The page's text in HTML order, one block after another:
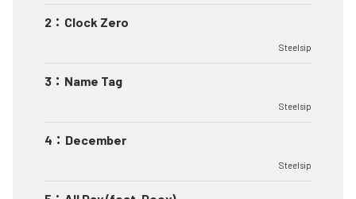
2 ： Clock Zero
Steelsip
3 ： Name Tag
Steelsip
4 ： December
Steelsip